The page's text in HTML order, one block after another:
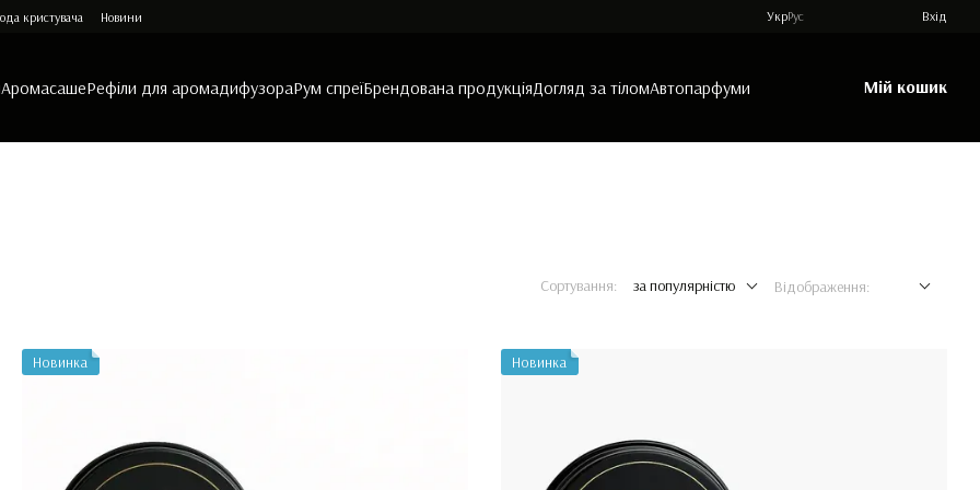
кристувача Новини УкрРус Вхід
АромасашеРефіли для аромадифузораРум спреїБрендована продукціяДогляд за тіломАвтопарфуми Мій кошик
Сортування: за популярністю Відображення:
Новинка Новинка